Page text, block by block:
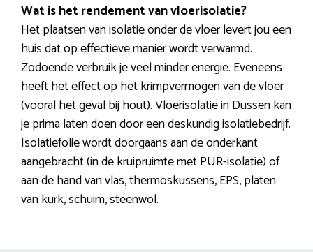
Wat is het rendement van vloerisolatie?
Het plaatsen van isolatie onder de vloer levert jou een
huis dat op effectieve manier wordt verwarmd.
Zodoende verbruik je veel minder energie. Eveneens
heeft het effect op het krimpvermogen van de vloer
(vooral het geval bij hout). Vloerisolatie in Dussen kan
je prima laten doen door een deskundig isolatiebedrijf.
Isolatiefolie wordt doorgaans aan de onderkant
aangebracht (in de kruipruimte met PUR-isolatie) of
aan de hand van vlas, thermoskussens, EPS, platen
van kurk, schuim, steenwol.